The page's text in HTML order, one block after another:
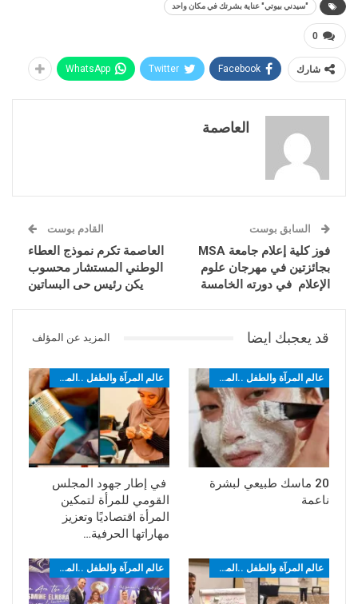
"سيدني بيوتي" عناية بشرتك في مكان واحد
0
شارك Facebook
Twitter
WhatsApp
العاصمة
السابق بوست
فوز كلية إعلام جامعة MSA
بجائزتين في مهرجان علوم
الإعلام في دورته الخامسة
القادم بوست
العاصمة تكرم نموذج العطاء
الوطني المستشار محسوب
يكن رئيس حى البساتين
قد يعجبك ايضا المزيد عن المؤلف
عالم المرآة والطفل ..الموضة
20 ماسك طبيعي لبشرة
ناعمة
عالم المرآة والطفل ..الموضة
في إطار جهود المجلس
القومي للمرأة لتمكين
المرأة اقتصاديًا وتعزيز
مهاراتها الحرفية…
عالم المرآة والطفل ..الموضة عالم المرآة والطفل ..الموضة